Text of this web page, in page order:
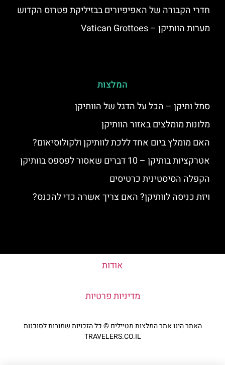
חדרי הקבורה של האפיפיורים בבזיליקת פטרוס הקדוש
מערות הוותיקן – Vatican Grottoes
המלצות
סמל ותיקן – הכל על הדגל של הוותיקן
מלונות מומלצים באזור הוותיקן
האם מומלץ ביום אחד ללכת לוותיקן ולקולוסיאום?
אטרקציות בותיקן – 10 דברים שאסור לפספס בוותיקן
הקפלה הסיסטינית כרטיסים
ויזת כניסה לוותיקן? האם צריך אשרה כדי להכנס?
אודות
מדיניות פרטיות
האתר הינו אתר המלצות מטיילים © כל הזכויות שמורות לסוכנות
TRAVELERS.CO.IL